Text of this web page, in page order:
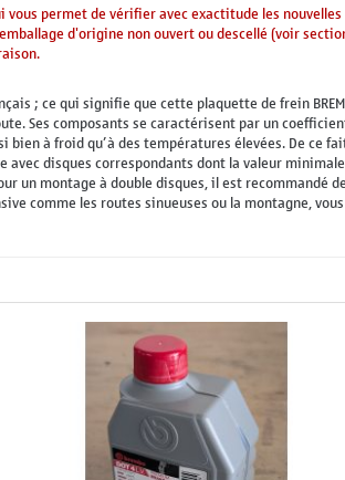
permet de vérifier avec exactitude les
d'origine non ouvert ou descellé (voir section
; ce qui signifie que cette plaquette de frein
Ses composants se caractérisent par un
à froid qu’à des températures élevées. De ce
disques correspondants dont la valeur
un montage à double disques, il est recommandé
comme les routes sinueuses ou la montagne,